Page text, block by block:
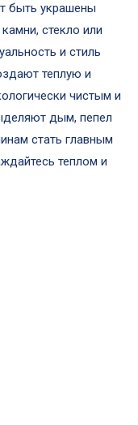
быть украшены
стекло или
и стиль
теплую и
чистым и
дым, пепел
стать главным
теплом и